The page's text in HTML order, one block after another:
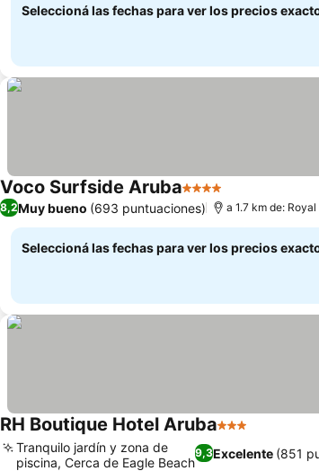
Seleccioná las fechas para ver los precios
Voco Surfside Aruba4 Estrellas
8,2Muy bueno (693 puntuaciones) a 1.7 km de:
Seleccioná las fechas para ver los precios
RH Boutique Hotel Aruba3 Estrellas
9,3Excelente (851
Tranquilo jardín y zona de
piscina, Cerca de Eagle Beach